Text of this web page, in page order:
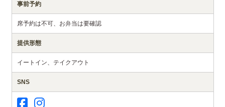
事前予約
席予約は不可、お弁当は要確認
提供形態
イートイン、テイクアウト
SNS